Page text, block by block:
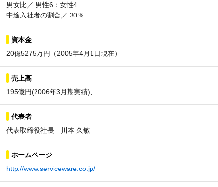
男女比／ 男性6：女性4
中途入社者の割合／ 30％
資本金
20億5275万円（2005年4月1日現在）
売上高
195億円(2006年3月期実績)、
代表者
代表取締役社長 川本 久敏
ホームページ
http://www.serviceware.co.jp/